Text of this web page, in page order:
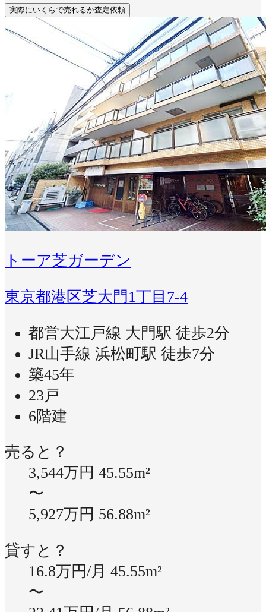
実際にいくらで売れるか査定依頼
トーア芝ガーデン
東京都港区芝大門1丁目7-4
都営大江戸線 大門駅 徒歩2分
JR山手線 浜松町駅 徒歩7分
築45年
23戸
6階建
売ると？
3,544万円 45.55m²
〜
5,927万円 56.88m²
貸すと？
16.8万円/月 45.55m²
〜